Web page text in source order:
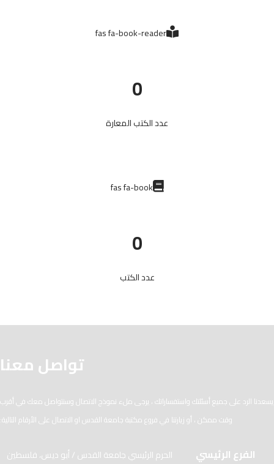
fas fa-book-reader
0
عدد الكتب المعارة
fas fa-book
0
عدد الكتب
تواصل معنا
يسعدنا الرد على جميع أسئلتك واستفساراتك ، يرجى ملء نموذج الاتصال وسنتواصل معك في أقرب
وقت ممكن ، أو زيارتنا في فروع مكتبة جامعة القدس او الاتصال على الأرقام التالية:
الفرع الرئيسي
الحرم الرئيسي جامعة القدس / أبو ديس، فلسطين